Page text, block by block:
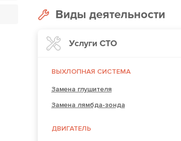
Виды деятельности
Услуги СТО
ВЫХЛОПНАЯ СИСТЕМА
Замена глушителя
Замена лямбда-зонда
ДВИГАТЕЛЬ